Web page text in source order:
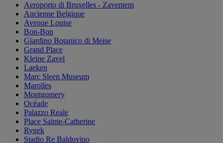
Aeroporto di Bruxelles - Zaventem
Ancienne Belgique
Avenue Louise
Bon-Bon
Giardino Botanico di Meise
Grand Place
Kleine Zavel
Laeken
Marc Sleen Museum
Marolles
Montgomery
Océade
Palazzo Reale
Place Sainte-Catherine
Rynek
Stadio Re Baldovino